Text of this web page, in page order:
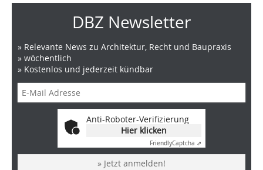
DBZ Newsletter
» Relevante News zu Architektur, Recht und Baupraxis
» wöchentlich
» Kostenlos und jederzeit kündbar
Anti-Roboter-Verifizierung
Hier klicken
FriendlyCaptcha ⇗
» Jetzt anmelden!